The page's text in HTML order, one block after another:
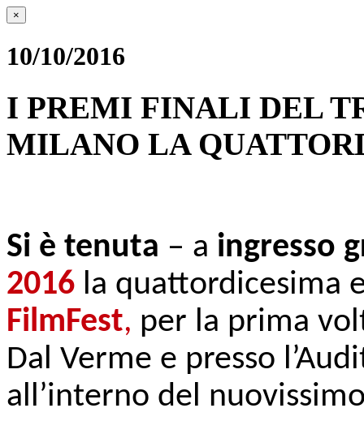
×
10/10/2016
I PREMI FINALI DEL
MILANO LA
Si è tenuta – a ingresso
2016 la quattordicesima
FilmFest, per la prima
Dal Verme e presso
all’interno del